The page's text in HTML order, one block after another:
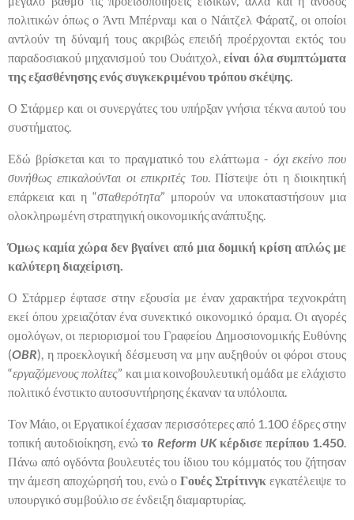
πολιτικών όπως ο Άντι Μπέρναμ και ο Νάιτζελ Φάρατζ, οι οποίοι
αντλούν τη δύναμή τους ακριβώς επειδή προέρχονται εκτός του
παραδοσιακού μηχανισμού του Ουάιτχολ,είναι όλα συμπτώματα
της εξασθένησης ενός συγκεκριμένου τρόπου σκέψης.
Ο Στάρμερ και οι συνεργάτες του υπήρξαν γνήσια τέκνα αυτού του
συστήματος.
Εδώ βρίσκεται και το πραγματικό του ελάττωμα - όχι εκείνο που
συνήθως επικαλούνται οι επικριτές του. Πίστεψε ότι η διοικητική
επάρκεια και η “σταθερότητα” μπορούν να υποκαταστήσουν μια
ολοκληρωμένη στρατηγική οικονομικής ανάπτυξης.
Όμως καμία χώρα δεν βγαίνει από μια δομική κρίση απλώς με
καλύτερη διαχείριση.
Ο Στάρμερ έφτασε στην εξουσία με έναν χαρακτήρα τεχνοκράτη
εκεί όπου χρειαζόταν ένα συνεκτικό οικονομικό όραμα. Οι αγορές
ομολόγων, οι περιορισμοί του Γραφείου Δημοσιονομικής Ευθύνης
(OBR), η προεκλογική δέσμευση να μην αυξηθούν οι φόροι στους
“εργαζόμενους πολίτες” και μια κοινοβουλευτική ομάδα με ελάχιστο
πολιτικό ένστικτο αυτοσυντήρησης έκαναν τα υπόλοιπα.
Τον Μάιο, οι Εργατικοί έχασαν περισσότερες από 1.100 έδρες στην
τοπική αυτοδιοίκηση, ενώτο Reform UKκέρδισε περίπου 1.450
Πάνω από ογδόντα βουλευτές του ίδιου του κόμματός του ζήτησαν
την άμεση αποχώρησή του, ενώ οΓουές Στρίτινγκ εγκατέλειψε το
υπουργικό συμβούλιο σε ένδειξη διαμαρτυρίας.